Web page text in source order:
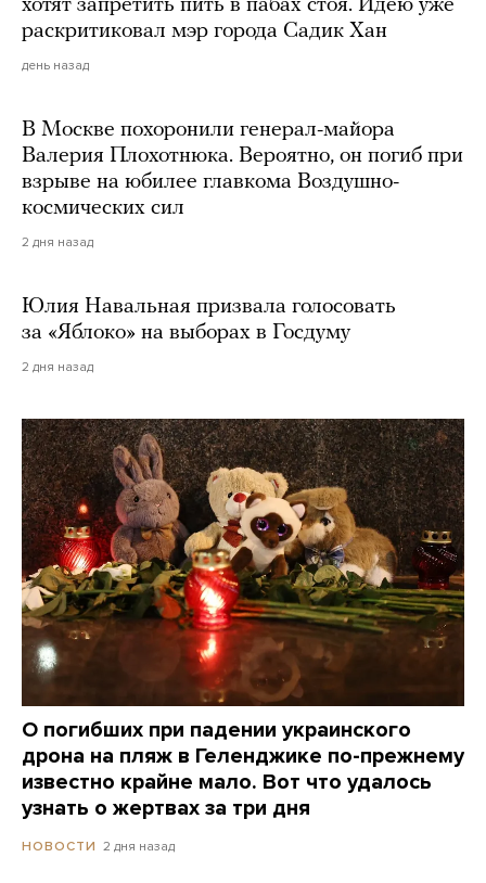
хотят запретить пить в пабах стоя. Идею уже
раскритиковал мэр города Садик Хан
день назад
В Москве похоронили генерал-майора
Валерия Плохотнюка. Вероятно, он погиб при
взрыве на юбилее главкома Воздушно-
космических сил
2 дня назад
Юлия Навальная призвала голосовать
за «Яблоко» на выборах в Госдуму
2 дня назад
О погибших при падении украинского
дрона на пляж в Геленджике по-прежнему
известно крайне мало. Вот что удалось
узнать о жертвах за три дня
НОВОСТИ 2 дня назад